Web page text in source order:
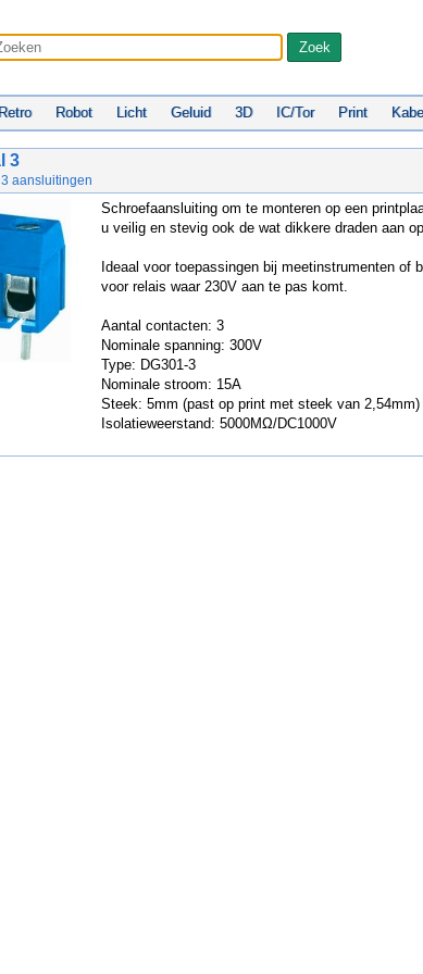
Retro Robot Licht Geluid 3D IC/Tor Print
3
aansluitingen
Schroefaansluiting om te monteren op een
u veilig en stevig ook de wat dikkere draden aan
Ideaal voor toepassingen bij meetinstrumenten of
voor relais waar 230V aan te pas komt.
Aantal contacten: 3
Nominale spanning: 300V
Type: DG301-3
Nominale stroom: 15A
Steek: 5mm (past op print met steek van 2,54mm)
Isolatieweerstand: 5000MΩ/DC1000V